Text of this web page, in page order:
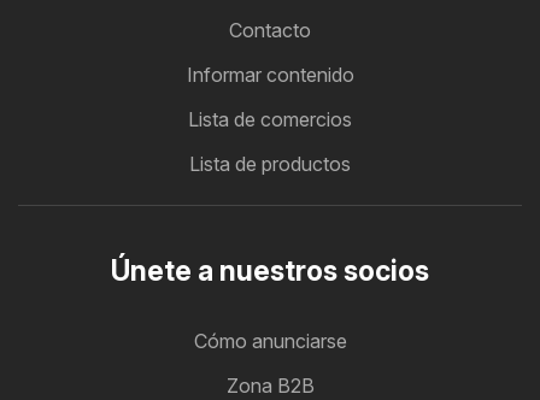
Contacto
Informar contenido
Lista de comercios
Lista de productos
Únete a nuestros socios
Cómo anunciarse
Zona B2B